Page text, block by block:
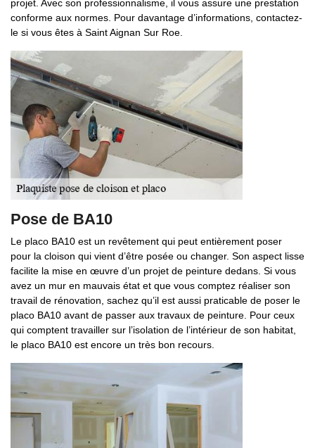
projet. Avec son professionnalisme, il vous assure une prestation
conforme aux normes. Pour davantage d’informations, contactez-
le si vous êtes à Saint Aignan Sur Roe.
Pose de BA10
Le placo BA10 est un revêtement qui peut entièrement poser
pour la cloison qui vient d’être posée ou changer. Son aspect lisse
facilite la mise en œuvre d’un projet de peinture dedans. Si vous
avez un mur en mauvais état et que vous comptez réaliser son
travail de rénovation, sachez qu’il est aussi praticable de poser le
placo BA10 avant de passer aux travaux de peinture. Pour ceux
qui comptent travailler sur l’isolation de l’intérieur de son habitat,
le placo BA10 est encore un très bon recours.